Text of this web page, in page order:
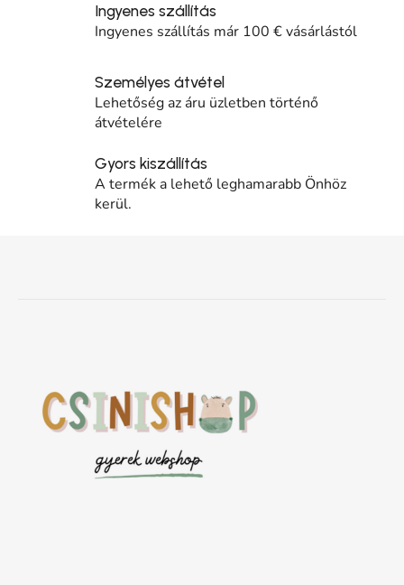
Ingyenes szállítás
Ingyenes szállítás már 100 € vásárlástól
Személyes átvétel
Lehetőség az áru üzletben történő
átvételére
Gyors kiszállítás
A termék a lehető leghamarabb Önhöz
kerül.